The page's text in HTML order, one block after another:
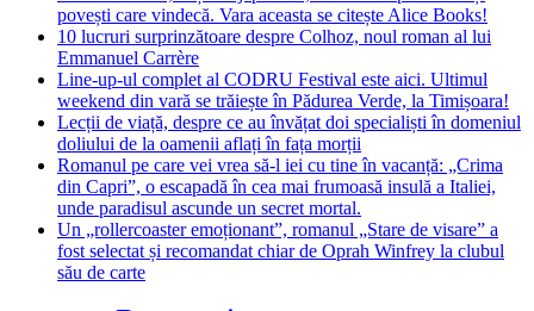
povești care vindecă. Vara aceasta se citește Alice Books!
10 lucruri surprinzătoare despre Colhoz, noul roman al lui
Emmanuel Carrère
Line-up-ul complet al CODRU Festival este aici. Ultimul
weekend din vară se trăiește în Pădurea Verde, la Timișoara!
Lecții de viață, despre ce au învățat doi specialiști în domeniul
doliului de la oamenii aflați în fața morții
Romanul pe care vei vrea să-l iei cu tine în vacanță: „Crima
din Capri”, o escapadă în cea mai frumoasă insulă a Italiei,
unde paradisul ascunde un secret mortal.
Un „rollercoaster emoționant”, romanul „Stare de visare” a
fost selectat și recomandat chiar de Oprah Winfrey la clubul
său de carte